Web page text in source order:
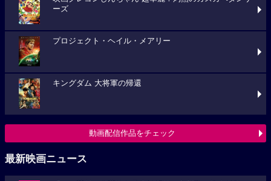
ーズ
プロジェクト・ヘイル・メアリー
キングダム 大将軍の帰還
動画配信作品をチェック
最新映画ニュース